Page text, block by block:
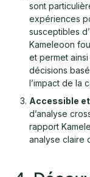
sont
expériences
susceptibles
Kameleoon
et permet
décisions
l’impact de la
Accessible
d’analyse
rapport
analyse claire